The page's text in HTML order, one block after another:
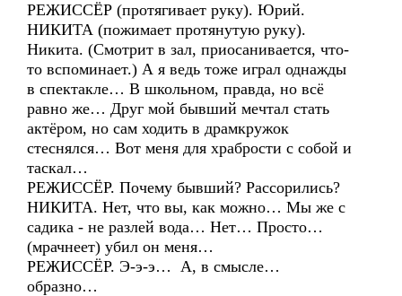
РЕЖИССЁР (протягивает руку). Юрий.
НИКИТА (пожимает протянутую руку).
Никита. (Смотрит в зал, приосанивается, что-
то вспоминает.) А я ведь тоже играл однажды
в спектакле… В школьном, правда, но всё
равно же… Друг мой бывший мечтал стать
актёром, но сам ходить в драмкружок
стеснялся… Вот меня для храбрости с собой и
таскал…
РЕЖИССЁР. Почему бывший? Рассорились?
НИКИТА. Нет, что вы, как можно… Мы же с
садика - не разлей вода… Нет… Просто…
(мрачнеет) убил он меня…
РЕЖИССЁР. Э-э-э… А, в смысле…
образно…